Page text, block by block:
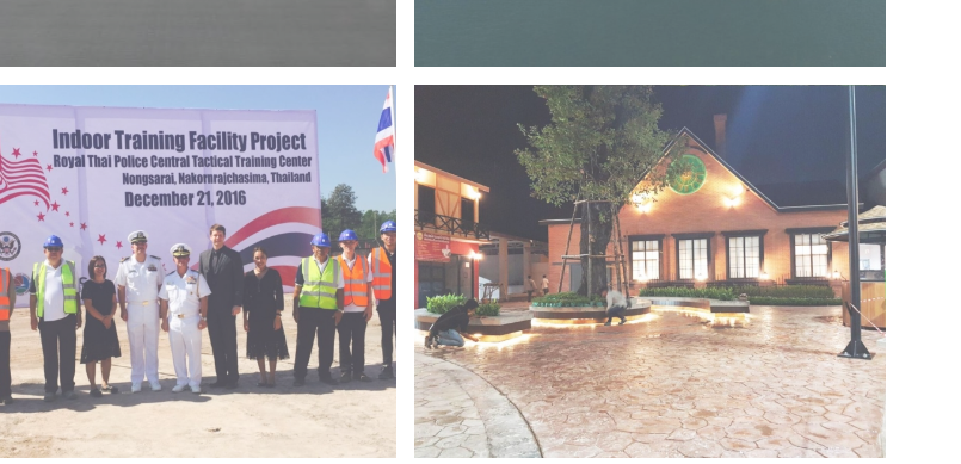
14 – Bangchak khonkaen Project 13 – Multipurpose Facility